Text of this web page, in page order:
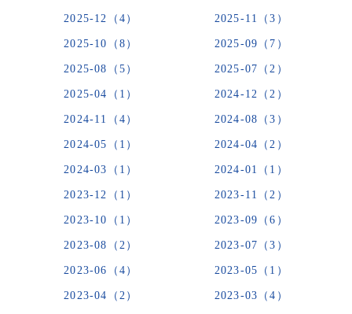
2025-12（4） 2025-11（3）
2025-10（8） 2025-09（7）
2025-08（5） 2025-07（2）
2025-04（1） 2024-12（2）
2024-11（4） 2024-08（3）
2024-05（1） 2024-04（2）
2024-03（1） 2024-01（1）
2023-12（1） 2023-11（2）
2023-10（1） 2023-09（6）
2023-08（2） 2023-07（3）
2023-06（4） 2023-05（1）
2023-04（2） 2023-03（4）